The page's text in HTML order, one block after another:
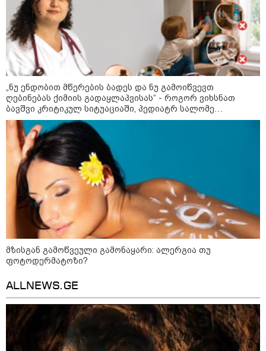
ევროპაში საწვავის ფასები
მკვეთრად შეიცვალა - რომელ
ქვეყნებშია ბენზინი ყველაზე
ძვირი და ყველაზე იაფი
მკვლელობა პირდაპირ ეთერში:
ცნობილ "ტიკტოკერს" ლაივის
დროს ესროლეს, ის ადგილზე
გარდაიცვალა - რას ამბობს
კატეგორიის ყველა სიახლე
2008 წლის რუსეთ-საქართველოს
გიორგი ბარამიძე - ომის პირველ
დღეებში, ტყვეების გაცვლის, თუ
სხვა მძიმე პროცესების
„ნუ ენდობით მწერების ბადეს და ნუ გამოიწვევთ
ღებინებას ქიმიის გადაყლაპვისას“ - როგორ ვიხსნათ
ბავშვი კრიტიკულ სიტუაციაში, პედიატრ სალომე
ახვლედიანის რჩევები
მზისგან გამოწვეული გამონაყარი: ალერგია თუ
ფოტოდერმატოზი?
ALLNEWS.GE